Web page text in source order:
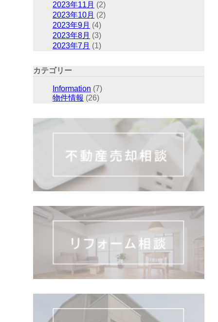
2023年11月 (2)
2023年10月 (2)
2023年9月 (4)
2023年8月 (3)
2023年7月 (1)
カテゴリー
Information (7)
物件情報 (26)